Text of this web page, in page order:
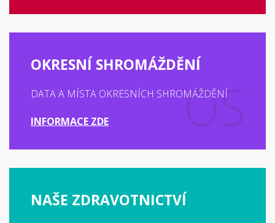
OKRESNÍ SHROMÁŽDĚNÍ
DATA A MÍSTA OKRESNÍCH SHROMÁŽDĚNÍ
INFORMACE ZDE
NAŠE ZDRAVOTNICTVÍ